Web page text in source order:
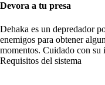
Devora a tu presa
Dehaka es un depredador
enemigos para obtener
momentos. Cuidado con su
Requisitos del sistema